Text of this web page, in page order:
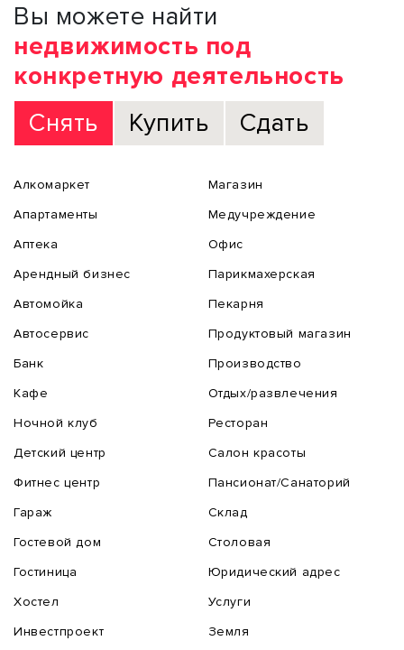
Вы можете найти
недвижимость под
конкретную деятельность
Снять
Купить Сдать
Алкомаркет
Апартаменты
Аптека
Арендный бизнес
Автомойка
Автосервис
Банк
Кафе
Ночной клуб
Детский центр
Фитнес центр
Гараж
Гостевой дом
Гостиница
Хостел
Инвестпроект
Магазин
Медучреждение
Офис
Парикмахерская
Пекарня
Продуктовый магазин
Производство
Отдых/развлечения
Ресторан
Салон красоты
Пансионат/Санаторий
Склад
Столовая
Юридический адрес
Услуги
Земля